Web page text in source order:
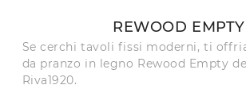
REWOOD EMPTY
Se cerchi tavoli fissi moderni, ti
da pranzo in legno Rewood Empty
Riva1920.